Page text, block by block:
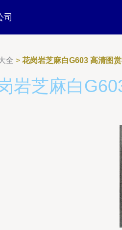
司
全 > 花岗岩芝麻白G603 高清图
岩芝麻白